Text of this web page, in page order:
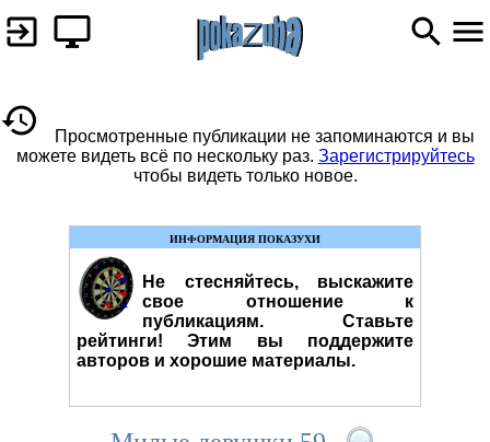
Просмотренные публикации не запоминаются и вы
можете видеть всё по нескольку раз. Зарегистрируйтесь
чтобы видеть только новое.
ИНФОРМАЦИЯ ПОКАЗУХИ
Не стесняйтесь, выскажите
свое отношение к
публикациям. Ставьте
рейтинги! Этим вы поддержите
авторов и хорошие материалы.